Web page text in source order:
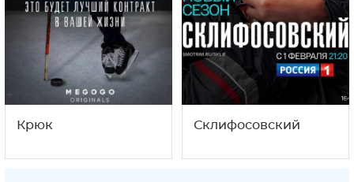
Крюк Склифосовский